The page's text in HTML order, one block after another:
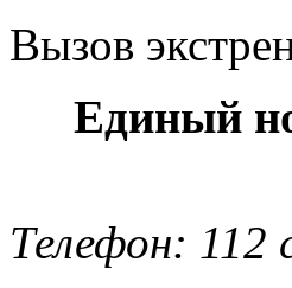
Вызов
Единый
Телефон: 112